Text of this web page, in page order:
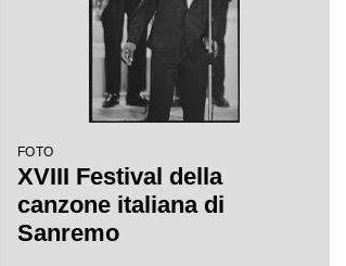
FOTO
XVIII Festival della
canzone italiana di
Sanremo